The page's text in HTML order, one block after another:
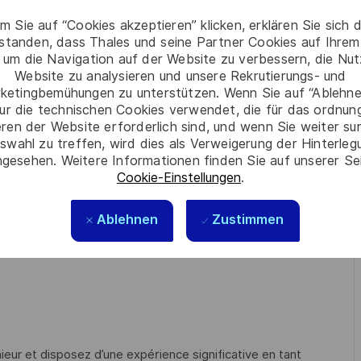
Sie auf “Cookies akzeptieren” klicken, erklären Sie sich
dass Thales und seine Partner Cookies auf
um die Navigation auf der Website zu verbessern, die
Website zu analysieren und unsere Rekrutierungs- und
zu unterstützen. Wenn Sie auf
die technischen Cookies verwendet, die für das
der Website erforderlich sind, und wenn Sie weiter
zu treffen, wird dies als Verweigerung der
Weitere Informationen finden Sie auf unserer
Cookie-Einstellungen.
Ablehnen Zustimmen
(Zabbix, Prometheus, Grafana, Nagios, etc.)
Terraform, …)
IAM, ….)
PCA)
et aux utilisateurs
et disposez d’une expérience significative en tant